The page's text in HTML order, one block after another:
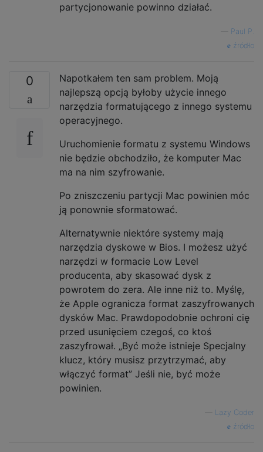
partycjonowanie powinno działać.
Paul P.
źródło
0
Napotkałem ten sam problem. Moją
najlepszą opcją byłoby użycie innego
narzędzia formatującego z innego systemu
operacyjnego.
Uruchomienie formatu z systemu Windows
nie będzie obchodziło, że komputer Mac
ma na nim szyfrowanie.
Po zniszczeniu partycji Mac powinien móc
ją ponownie sformatować.
Alternatywnie niektóre systemy mają
narzędzia dyskowe w Bios. I możesz użyć
narzędzi w formacie Low Level
producenta, aby skasować dysk z
powrotem do zera. Ale inne niż to. Myślę,
że Apple ogranicza format zaszyfrowanych
dysków Mac. Prawdopodobnie ochroni cię
przed usunięciem czegoś, co ktoś
zaszyfrował. „Być może istnieje Specjalny
klucz, który musisz przytrzymać, aby
włączyć format” Jeśli nie, być może
powinien.
Lazy Coder
źródło